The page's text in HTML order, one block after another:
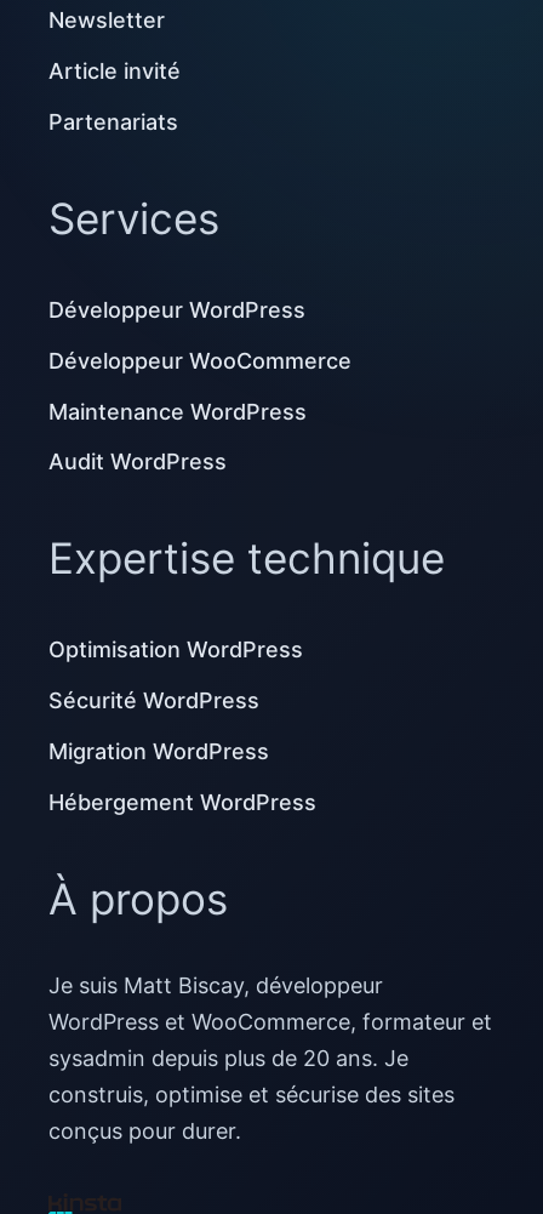
Newsletter
Article invité
Partenariats
Services
Développeur WordPress
Développeur WooCommerce
Maintenance WordPress
Audit WordPress
Expertise technique
Optimisation WordPress
Sécurité WordPress
Migration WordPress
Hébergement WordPress
À propos
Je suis Matt Biscay, développeur
WordPress et WooCommerce, formateur et
sysadmin depuis plus de 20 ans. Je
construis, optimise et sécurise des sites
conçus pour durer.